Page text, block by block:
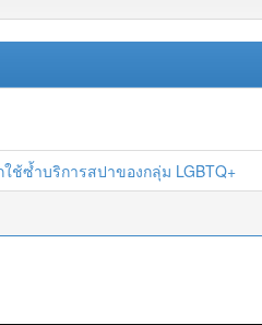
ช้ซ้ำบริการสปาของกลุ่ม LGBTQ+